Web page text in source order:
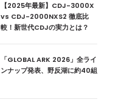
【2025年最新】CDJ-3000X
vs CDJ-2000NXS2 徹底比
較！新世代CDJの実力とは？
「GLOBAL ARK 2026」全ライ
ンナップ発表、野反湖に約40組